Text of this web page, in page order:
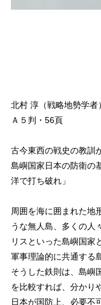
北村 淳（戦略地勢学者
Ａ５判・56頁
古今東西の戦史の教訓
島嶼国家日本の防衛の
洋で打ち破れ」
周囲を海に囲まれた地
うな無人島、多くの人
リスといった島嶼国家
軍事理論的に共通する
そうした鉄則は、島嶼
を比較すれば、分かり
日本が国防上、必要不